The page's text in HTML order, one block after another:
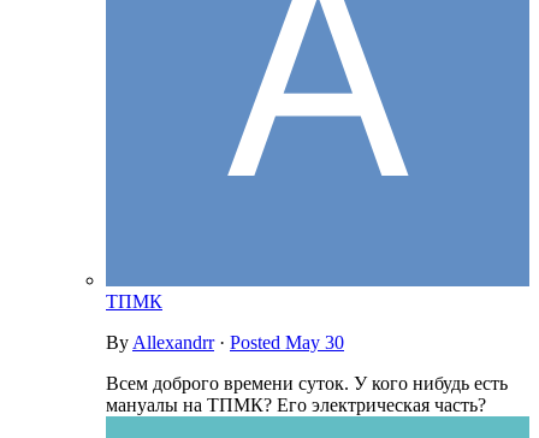
ТПМК
ByAllexandrr· Posted May 30
Всем доброго времени суток. У кого нибудь есть
мануалы на ТПМК? Его электрическая часть?